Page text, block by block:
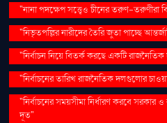
"নানা পদক্ষেপ সত্ত্বেও চীনের তরুণ-তরুণীরা
"নিভৃতপল্লির নারীদের তৈরি জুতা পাচ্ছে
"নির্বাচন নিয়ে বিতর্ক করছে একটি
"নির্বাচনের তারিখ রাজনৈতিক দলগুলোর
"নির্বাচনের সময়সীমা নির্ধারণ করবে
দূত"